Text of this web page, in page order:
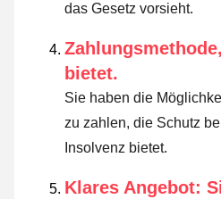
das Gesetz vorsieht.
bietet.
Sie haben die
zu zahlen, die Schutz
Insolvenz bietet.
Klares Angebot: